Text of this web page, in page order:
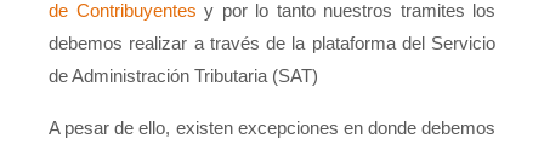
de Contribuyentes y por lo tanto nuestros tramites los
debemos realizar a través de la plataforma del Servicio
de Administración Tributaria (SAT)
A pesar de ello, existen excepciones en donde debemos